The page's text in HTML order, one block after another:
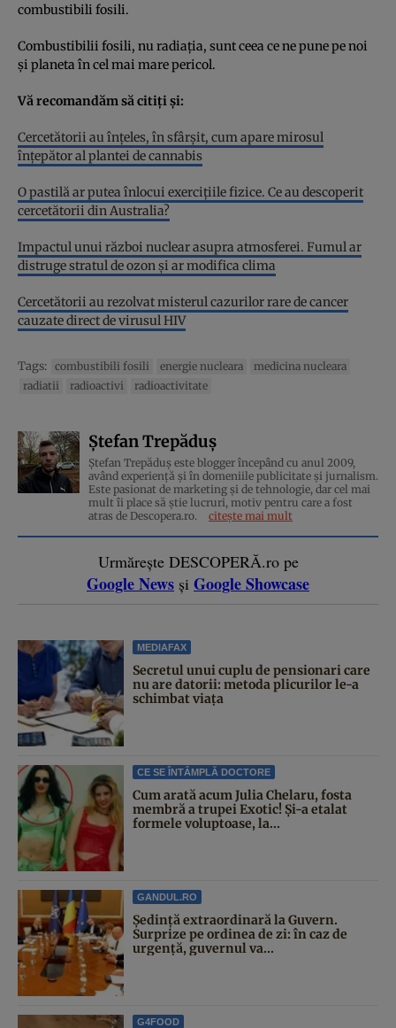
combustibili fosili.
Combustibilii fosili, nu radiația, sunt ceea ce ne pune pe noi
și planeta în cel mai mare pericol.
Vă recomandăm să citiți și:
Cercetătorii au înțeles, în sfârșit, cum apare mirosul
înțepător al plantei de cannabis
O pastilă ar putea înlocui exercițiile fizice. Ce au descoperit
cercetătorii din Australia?
Impactul unui război nuclear asupra atmosferei. Fumul ar
distruge stratul de ozon și ar modifica clima
Cercetătorii au rezolvat misterul cazurilor rare de cancer
cauzate direct de virusul HIV
Tags: combustibili fosili energie nucleara
medicina nucleara
radiatii
radioactivi radioactivitate
Ștefan Trepăduș
Ștefan Trepăduș este blogger începând cu anul 2009,
având experiență și în domeniile publicitate și jurnalism.
Este pasionat de marketing și de tehnologie, dar cel mai
mult îi place să știe lucruri, motiv pentru care a fost
atras de Descopera.ro.
citește mai mult
Urmărește DESCOPERĂ.ro pe
Google News și Google Showcase
MEDIAFAX
Secretul unui cuplu de pensionari care
nu are datorii: metoda plicurilor le-a
schimbat viața
CE SE ÎNTÂMPLĂ DOCTORE
Cum arată acum Julia Chelaru, fosta
membră a trupei Exotic! Și-a etalat
formele voluptoase, la...
GANDUL.RO
Şedinţă extraordinară la Guvern.
Surprize pe ordinea de zi: în caz de
urgență, guvernul va...
G4FOOD